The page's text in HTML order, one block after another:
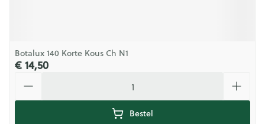
Botalux 140 Korte Kous Ch N1
€ 14,50
Bestel